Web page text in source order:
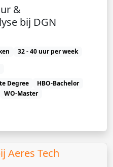
&
bij DGN
32 - 40 uur per week
Degree
HBO-Bachelor
WO-Master
Aeres Tech